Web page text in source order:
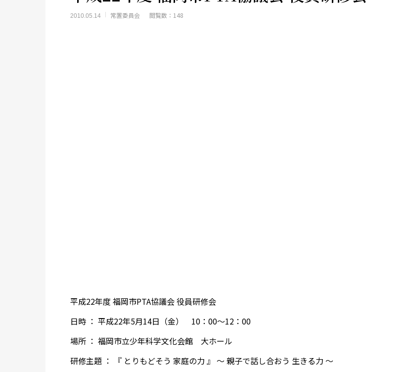
2010.05.14 常置委員会 閲覧数：148
平成22年度 福岡市PTA協議会 役員研修会
日時 ： 平成22年5月14日（金） 10：00～12：00
場所 ： 福岡市立少年科学文化会館 大ホール
研修主題 ： 『 とりもどそう 家庭の力 』 ～ 親子で話し合おう 生きる力 ～